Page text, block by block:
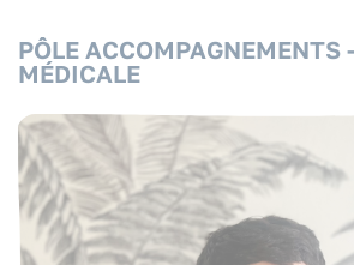
PÔLE ACCOMPAGNEMENTS
MÉDICALE